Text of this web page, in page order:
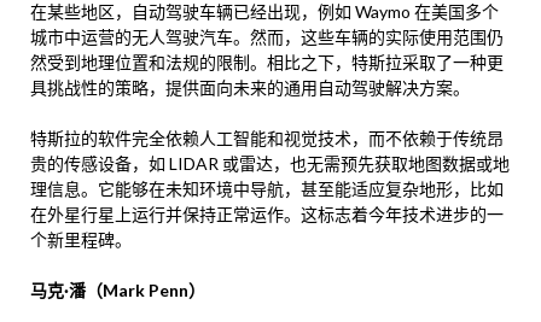
在某些地区，自动驾驶车辆已经出现，例如 Waymo 在美国多个
城市中运营的无人驾驶汽车。然而，这些车辆的实际使用范围仍
然受到地理位置和法规的限制。相比之下，特斯拉采取了一种更
具挑战性的策略，提供面向未来的通用自动驾驶解决方案。
特斯拉的软件完全依赖人工智能和视觉技术，而不依赖于传统昂
贵的传感设备，如 LIDAR 或雷达，也无需预先获取地图数据或地
理信息。它能够在未知环境中导航，甚至能适应复杂地形，比如
在外星行星上运行并保持正常运作。这标志着今年技术进步的一
个新里程碑。
马克·潘（Mark Penn）